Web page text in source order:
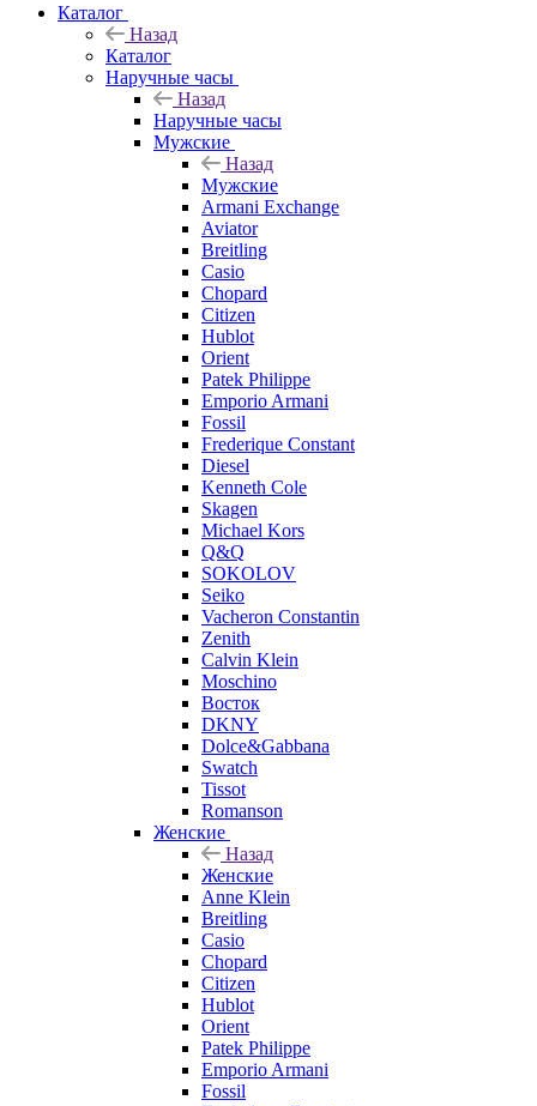
Каталог
Назад
Каталог
Наручные часы
Назад
Наручные часы
Мужские
Назад
Мужские
Armani Exchange
Aviator
Breitling
Casio
Chopard
Citizen
Hublot
Orient
Patek Philippe
Emporio Armani
Fossil
Frederique Constant
Diesel
Kenneth Cole
Skagen
Michael Kors
Q&Q
SOKOLOV
Seiko
Vacheron Constantin
Zenith
Calvin Klein
Moschino
Восток
DKNY
Dolce&Gabbana
Swatch
Tissot
Romanson
Женские
Назад
Женские
Anne Klein
Breitling
Casio
Chopard
Citizen
Hublot
Orient
Patek Philippe
Emporio Armani
Fossil